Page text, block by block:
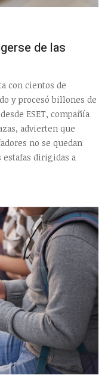
de las
con cientos de
y procesó billones de
ESET, compañía
advierten que
no se quedan
dirigidas a